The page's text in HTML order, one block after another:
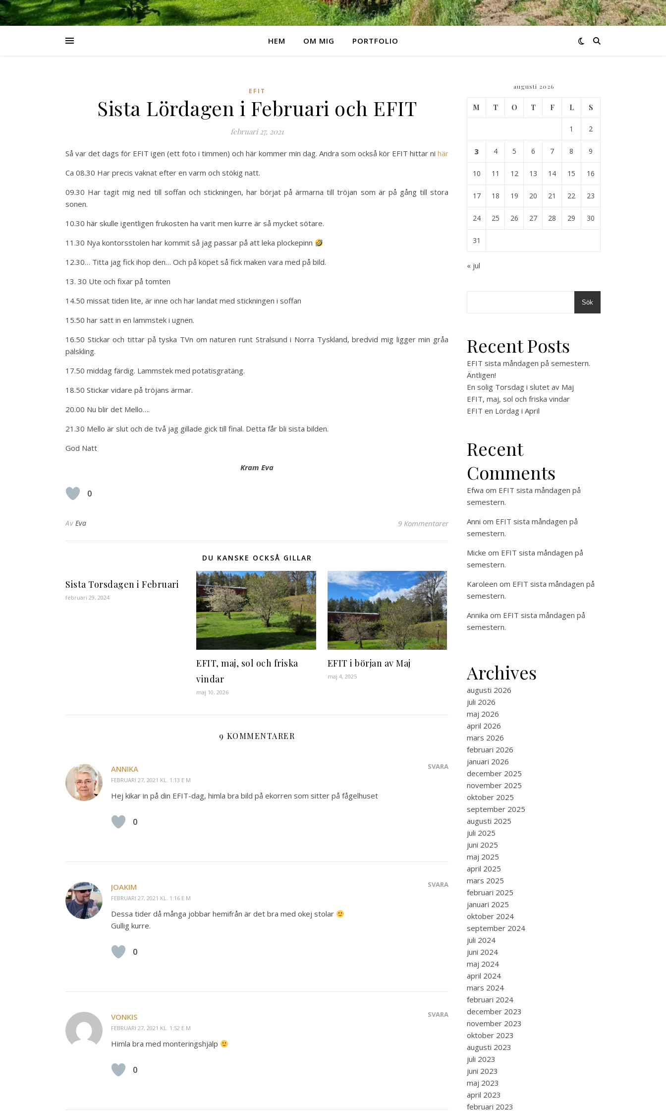
HEM OM MIG PORTFOLIO
EFIT
Sista Lördagen i Februari och EFIT
februari 27, 2021
Så var det dags för EFIT igen (ett foto i timmen) och här kommer min dag. Andra som också kör EFIT hittar ni här
Ca 08.30 Har precis vaknat efter en varm och stökig natt.
09.30 Har tagit mig ned till soffan och stickningen, har börjat på ärmarna till tröjan som är på gång till stora
sonen.
10.30 här skulle igentligen frukosten ha varit men kurre är så mycket sötare.
11.30 Nya kontorsstolen har kommit så jag passar på att leka plockepinn
12.30… Titta jag fick ihop den… Och på köpet så fick maken vara med på bild.
13. 30 Ute och fixar på tomten
14.50 missat tiden lite, är inne och har landat med stickningen i soffan
15.50 har satt in en lammstek i ugnen.
16.50 Stickar och tittar på tyska TVn om naturen runt Stralsund i Norra Tyskland, bredvid mig ligger min gråa
pälskling.
17.50 middag färdig. Lammstek med potatisgratäng.
18.50 Stickar vidare på tröjans ärmar.
20.00 Nu blir det Mello….
21.30 Mello är slut och de två jag gillade gick till final. Detta får bli sista bilden.
God Natt
Kram Eva
0
Av Eva 9 Kommentarer
DU KANSKE OCKSÅ GILLAR
Sista Torsdagen i Februari
februari 29, 2024
EFIT, maj, sol och friska
vindar
maj 10, 2026
EFIT i början av Maj
maj 4, 2025
9 KOMMENTARER
ANNIKA
FEBRUARI 27, 2021 KL. 1:13 E M
SVARA
Hej kikar in på din EFIT-dag, himla bra bild på ekorren som sitter på fågelhuset
0
JOAKIM
FEBRUARI 27, 2021 KL. 1:16 E M
SVARA
Dessa tider då många jobbar hemifrån är det bra med okej stolar
Gullig kurre.
0
VONKIS
FEBRUARI 27, 2021 KL. 1:52 E M
SVARA
Himla bra med monteringshjälp
0
augusti 2026
M T O T F L S
1 2
3 4 5 6 7 8 9
10 11 12 13 14 15 16
17 18 19 20 21 22 23
24 25 26 27 28 29 30
31
« jul
Sök
Recent Posts
EFIT sista måndagen på semestern.
Äntligen!
En solig Torsdag i slutet av Maj
EFIT, maj, sol och friska vindar
EFIT en Lördag i April
Recent
Comments
Efwa om EFIT sista måndagen på
semestern.
Anni om EFIT sista måndagen på
semestern.
Micke om EFIT sista måndagen på
semestern.
Karoleen om EFIT sista måndagen på
semestern.
Annika om EFIT sista måndagen på
semestern.
Archives
augusti 2026
juli 2026
maj 2026
april 2026
mars 2026
februari 2026
januari 2026
december 2025
november 2025
oktober 2025
september 2025
augusti 2025
juli 2025
juni 2025
maj 2025
april 2025
mars 2025
februari 2025
januari 2025
oktober 2024
september 2024
juli 2024
juni 2024
maj 2024
april 2024
mars 2024
februari 2024
december 2023
november 2023
oktober 2023
augusti 2023
juli 2023
juni 2023
maj 2023
april 2023
februari 2023